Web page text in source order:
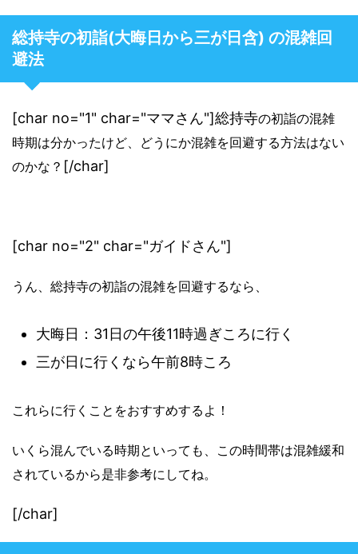
総持寺の初詣(大晦日から三が日含) の混雑回
避法
[char no="1" char="ママさん"]総持寺の初詣の混雑
時期は分かったけど、どうにか混雑を回避する方法はない
のかな？ [/char]
[char no="2" char="ガイドさん"]
うん、総持寺の初詣の混雑を回避するなら、
大晦日：31日の午後11時過ぎころに行く
三が日に行くなら午前8時ころ
これらに行くことをおすすめするよ！
いくら混んでいる時期といっても、この時間帯は混雑緩和
されているから是非参考にしてね。
[/char]